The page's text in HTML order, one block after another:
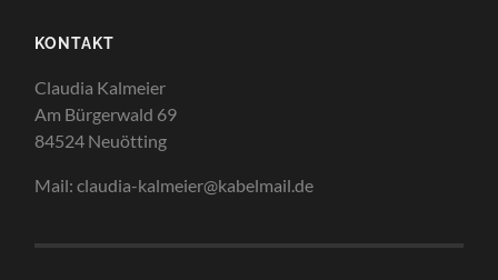
KONTAKT
Claudia Kalmeier
Am Bürgerwald 69
84524 Neuötting
Mail: claudia-kalmeier@kabelmail.de